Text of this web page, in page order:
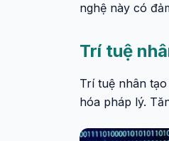
nghệ này có
Trí tuệ
Trí tuệ nhân
hóa pháp lý.